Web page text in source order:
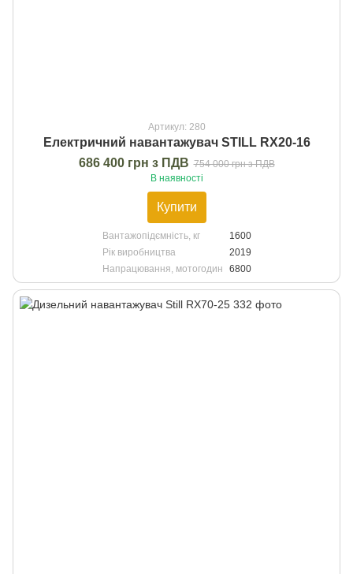
Артикул: 280
Електричний навантажувач STILL RX20-16
686 400 грн з ПДВ 754 000 грн з ПДВ
В наявності
Купити
Вантажопідємність, кг
1600
Рік виробництва
2019
Напрацювання, мотогодин
6800